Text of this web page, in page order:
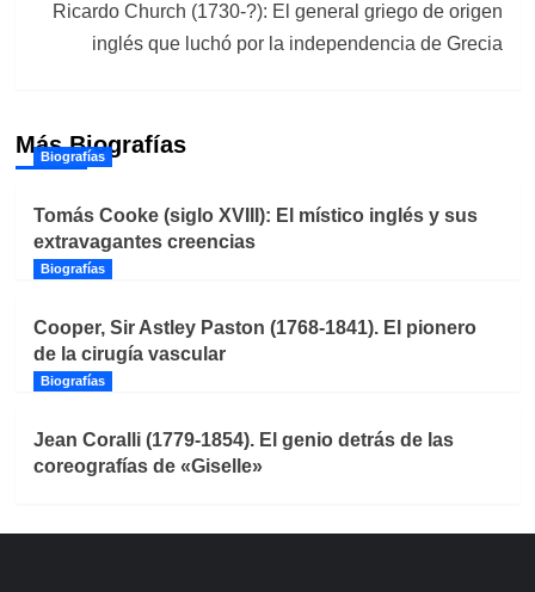
Ricardo Church (1730-?): El general griego de origen
inglés que luchó por la independencia de Grecia
Más Biografías
Biografías
Tomás Cooke (siglo XVIII): El místico inglés y sus
extravagantes creencias
Biografías
Cooper, Sir Astley Paston (1768-1841). El pionero
de la cirugía vascular
Biografías
Jean Coralli (1779-1854). El genio detrás de las
coreografías de «Giselle»